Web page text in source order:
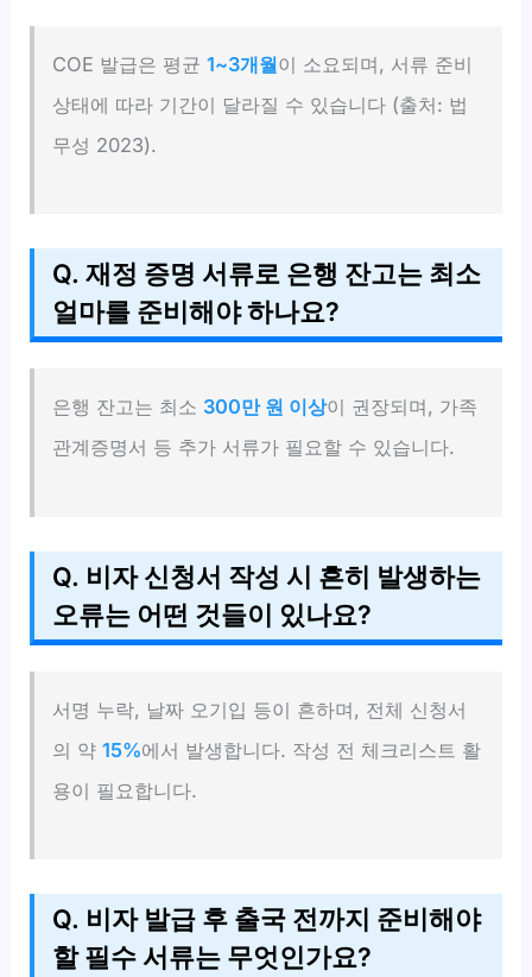
COE 발급은 평균1~3개월이 소요되며, 서류 준비
상태에 따라 기간이 달라질 수 있습니다 (출처: 법
무성 2023).
Q. 재정 증명 서류로 은행 잔고는 최소
얼마를 준비해야 하나요?
은행 잔고는 최소 300만 원 이상이 권장되며, 가족
관계증명서 등 추가 서류가 필요할 수 있습니다.
Q. 비자 신청서 작성 시 흔히 발생하는
오류는 어떤 것들이 있나요?
서명 누락, 날짜 오기입 등이 흔하며, 전체 신청서
의 약15%에서 발생합니다. 작성 전 체크리스트 활
용이 필요합니다.
Q. 비자 발급 후 출국 전까지 준비해야
할 필수 서류는 무엇인가요?